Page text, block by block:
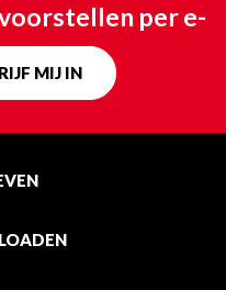
per e-
MIJ IN